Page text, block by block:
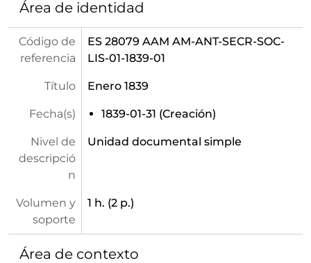
Área de identidad
Código de
referencia
ES 28079 AAM AM-ANT-SECR-SOC-
LIS-01-1839-01
Título Enero 1839
Fecha(s) 1839-01-31 (Creación)
Nivel de
descripció
n
Unidad documental simple
Volumen y
soporte
1 h. (2 p.)
Área de contexto